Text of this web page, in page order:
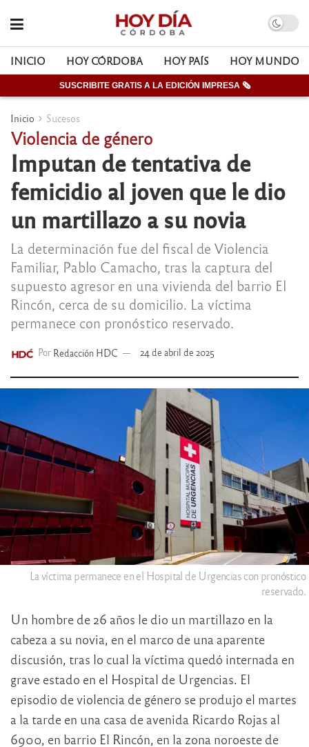
INICIO HOY CÓRDOBA HOY PAÍS HOY MUNDO
SUSCRIBITE GRATIS A LA EDICIÓN IMPRESA 🗞
Inicio Sucesos
Violencia de género
Imputan de tentativa de
femicidio al joven que le dio
un martillazo a su novia
La determinación fue del fiscal de Violencia
Familiar, Pablo Camacho, tras la captura del
supuesto agresor en una vivienda del barrio El
Rincón, cerca de su domicilio. La víctima
permanece con pronóstico reservado.
Por Redacción HDC 24 de abril de 2025
La víctima permanece en el Hospital de Urgencias con pronóstico
reservado.
Un hombre de 26 años le dio un martillazo en la
cabeza a su novia, en el marco de una aparente
discusión, tras lo cual la víctima quedó internada en
grave estado en el Hospital de Urgencias. El
episodio de violencia de género se produjo el martes
a la tarde en una casa de avenida Ricardo Rojas al
6900, en barrio El Rincón, en la zona noroeste de